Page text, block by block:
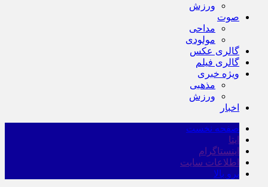
ورزش
صوت
مداحی
مولودی
گالری عکس
گالری فیلم
ویژه خبری
مذهبی
ورزش
اخبار
صفحه نخست
ایتا
اینستاگرام
اطلاعات سایت
برو بالا